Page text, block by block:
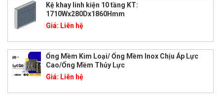
Kệ khay linh kiện 10 tầng KT:
1710Wx280Dx1860Hmm
Giá: Liên hệ
Ống Mềm Kim Loại/ Ống Mềm Inox Chịu Áp Lực
Cao/Ống Mềm Thủy Lực
Giá: Liên hệ